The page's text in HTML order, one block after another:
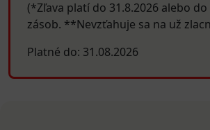
(*Zľava platí do 31.8.2026 alebo
zásob. **Nevzťahuje sa na už
Platné do: 31.08.2026